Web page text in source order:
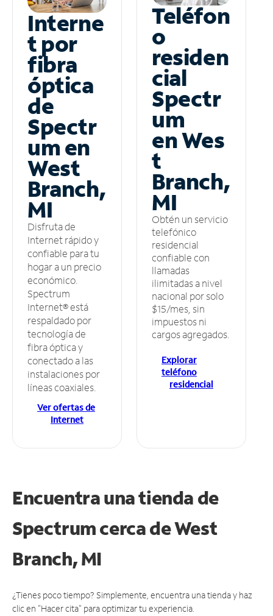
Interne
t por
fibra
óptica
de
Spectr
um en
West
Branch,
MI
Disfruta de
Internet rápido y
confiable para tu
hogar a un precio
económico.
Spectrum
Internet® está
respaldado por
tecnología de
fibra óptica y
conectado a las
instalaciones por
líneas coaxiales.
Ver ofertas de
Internet
Teléfon
o
residen
cial
Spectr
um
en Wes
t
Branch,
MI
Obtén un servicio
telefónico
residencial
confiable con
llamadas
ilimitadas a nivel
nacional por solo
$15/mes, sin
impuestos ni
cargos agregados.
Explorar
teléfono
residencial
Encuentra una tienda de
Spectrumcerca de West
Branch, MI
¿Tienes poco tiempo? Simplemente, encuentra una tienda y haz
clic en "Hacer cita" para optimizar tu experiencia.